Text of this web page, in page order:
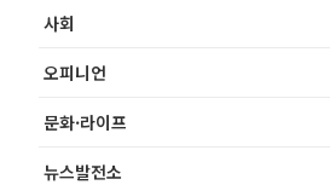
사회
오피니언
문화·라이프
뉴스발전소